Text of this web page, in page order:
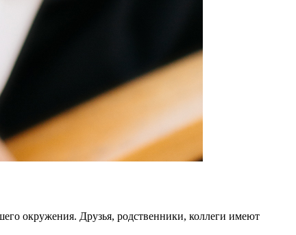
окружения. Друзья, родственники, коллеги имеют